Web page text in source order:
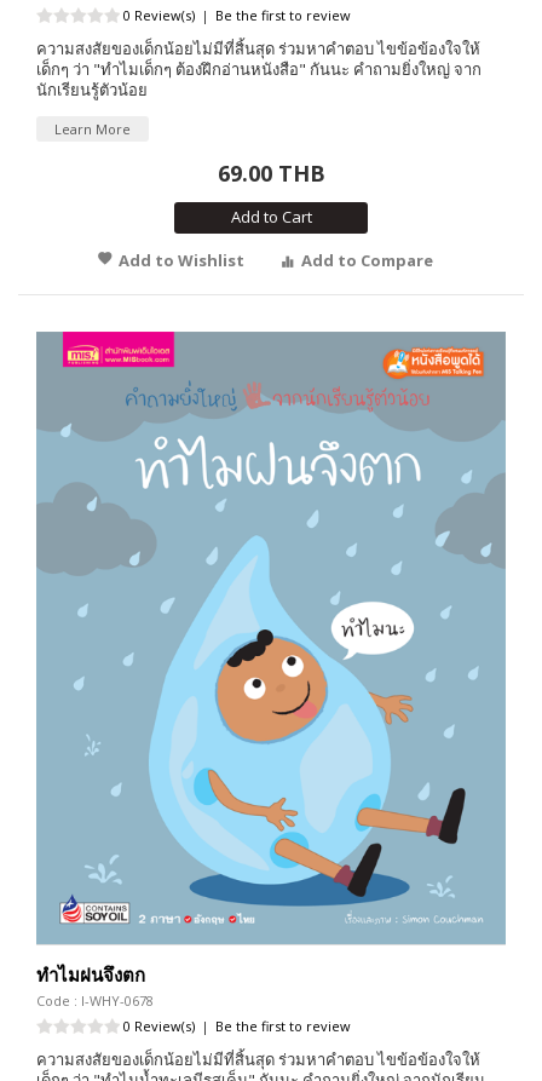
0 Review(s) | Be the first to review
ความสงสัยของเด็กน้อยไม่มีที่สิ้นสุด ร่วมหาคำตอบ ไขข้อข้องใจให้
เด็กๆ ว่า "ทำไมเด็กๆ ต้องฝึกอ่านหนังสือ" กันนะ คำถามยิ่งใหญ่ จาก
นักเรียนรู้ตัวน้อย
Learn More
69.00 THB
Add to Cart
Add to Wishlist
Add to Compare
ทำไมฝนจึงตก
Code : I-WHY-0678
0 Review(s) | Be the first to review
ความสงสัยของเด็กน้อยไม่มีที่สิ้นสุด ร่วมหาคำตอบ ไขข้อข้องใจให้